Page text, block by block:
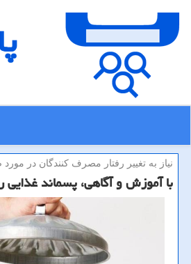
نیاز به تغییر رفتار مصرف كنندگان در
با آموزش و آگاهی، پسماند